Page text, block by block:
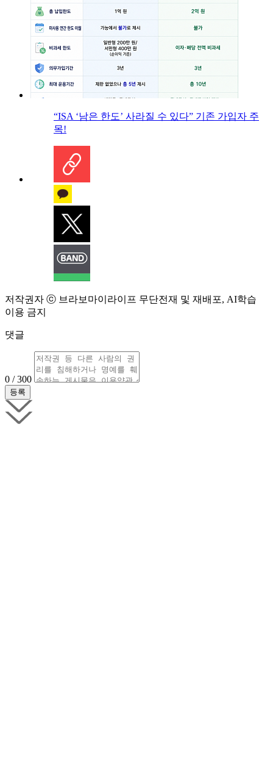
“ISA ‘남은 한도’ 사라질 수 있다” 기존 가입자 주
목!
저작권자 ⓒ 브라보마이라이프 무단전재 및 재배포, AI학습
이용 금지
댓글
0 / 300